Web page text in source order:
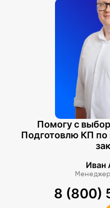
Помогу с
Подготовлю КП
Иван
8 (800)